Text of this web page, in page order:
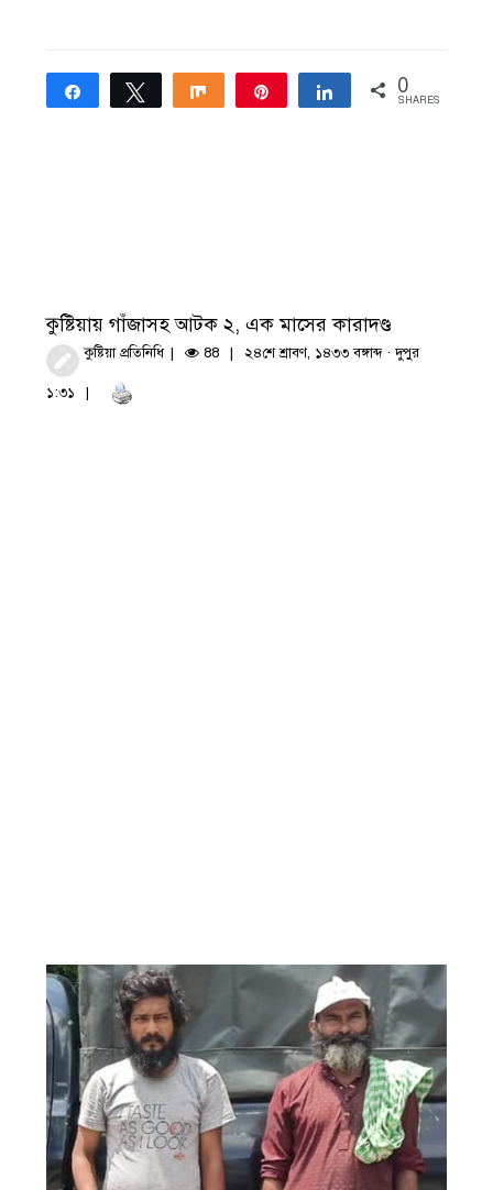
Share Tweet Share Share 0
SHARES
কুষ্টিয়ায় গাঁজাসহ আটক ২, এক মাসের কারাদণ্ড
কুষ্টিয়া প্রতিনিধি 88 ২৪শে শ্রাবণ, ১৪৩৩ বঙ্গাব্দ · দুপুর
১:৩১